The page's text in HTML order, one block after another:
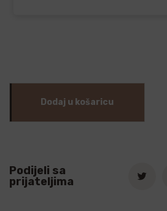
Dodaj u košaricu
Podijeli sa
prijateljima